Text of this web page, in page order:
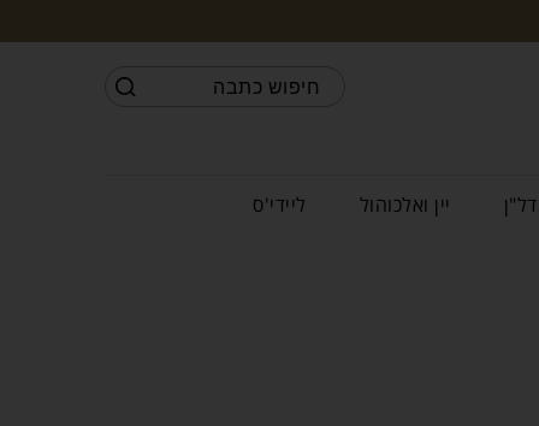
יין ואלכוהול ליידי'ס